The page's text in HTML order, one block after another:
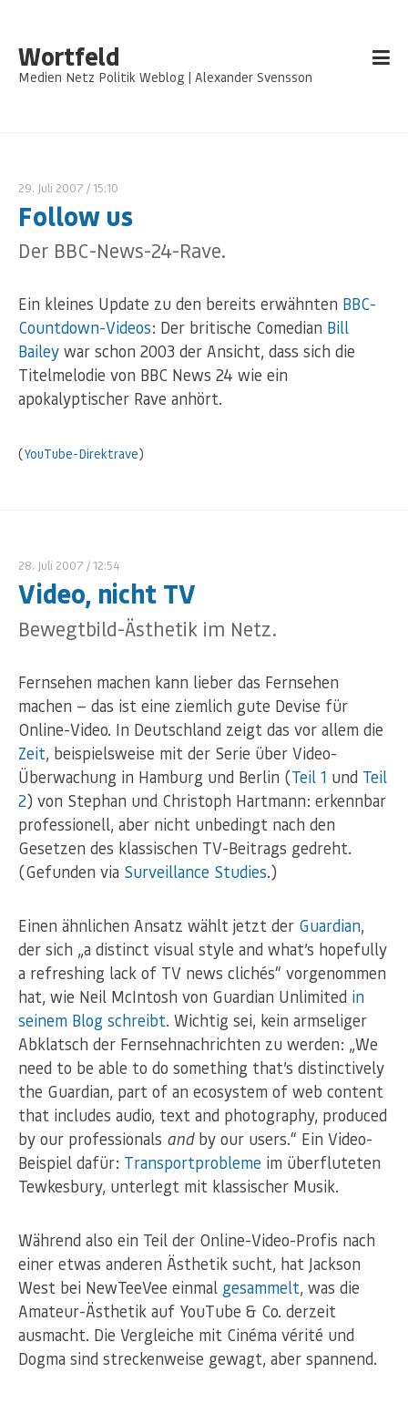
Wortfeld
Medien Netz Politik Weblog | Alexander Svensson
29. Juli 2007 / 15:10
Follow us
Der BBC-News-24-Rave.
Ein kleines Update zu den bereits erwähnten BBC-
Countdown-Videos: Der britische Comedian Bill
Bailey war schon 2003 der Ansicht, dass sich die
Titelmelodie von BBC News 24 wie ein
apokalyptischer Rave anhört.
(YouTube-Direktrave)
28. Juli 2007 / 12:54
Video, nicht TV
Bewegtbild-Ästhetik im Netz.
Fernsehen machen kann lieber das Fernsehen
machen — das ist eine ziemlich gute Devise für
Online-Video. In Deutschland zeigt das vor allem die
Zeit, beispielsweise mit der Serie über Video-
Überwachung in Hamburg und Berlin (Teil 1 und Teil
2) von Stephan und Christoph Hartmann: erkennbar
professionell, aber nicht unbedingt nach den
Gesetzen des klassischen TV-Beitrags gedreht.
(Gefunden via Surveillance Studies.)
Einen ähnlichen Ansatz wählt jetzt der Guardian,
der sich „a distinct visual style and what’s hopefully
a refreshing lack of TV news clichés“ vorgenommen
hat, wie Neil McIntosh von Guardian Unlimited in
seinem Blog schreibt. Wichtig sei, kein armseliger
Abklatsch der Fernsehnachrichten zu werden: „We
need to be able to do something that’s distinctively
the Guardian, part of an ecosystem of web content
that includes audio, text and photography, produced
by our professionals andby our users.“ Ein Video-
Beispiel dafür: Transportprobleme im überfluteten
Tewkesbury, unterlegt mit klassischer Musik.
Während also ein Teil der Online-Video-Profis nach
einer etwas anderen Ästhetik sucht, hat Jackson
West bei NewTeeVee einmal gesammelt, was die
Amateur-Ästhetik auf YouTube & Co. derzeit
ausmacht. Die Vergleiche mit Cinéma vérité und
Dogma sind streckenweise gewagt, aber spannend.